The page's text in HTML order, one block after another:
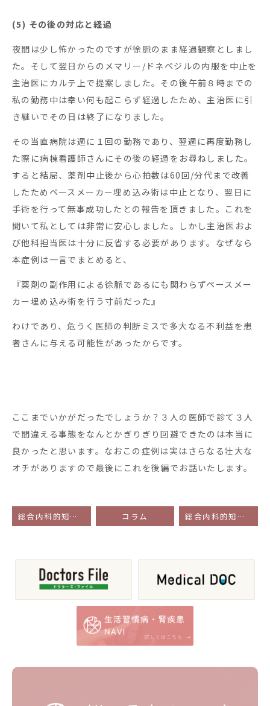
(5) その後の対応と経過
夜間は少し怖かったのですが徐脈のまま経過観察としまし
た。そして翌日からのメマリー/ドネペジルの内服を中止を
主治医にカルテ上で提案しました。その後午前８時までの
私の勤務中は幸い何も起こらず経過したため、主治医に引
き継いでその日は終了になりました。
その当直病院は週に１回の勤務であり、翌週に再度勤務し
た際に病棟看護師さんにその後の経過をお尋ねしました。
すると結局、薬剤中止後から心拍数は60回/分代まで改善
したためペースメーカー埋め込み術は中止となり、翌日に
手術を行って無事成功したとの報告を頂きました。これを
聞いて私としては非常に安心しました。しかし主治医およ
び他科担当医は十分に反省する必要があります。なぜなら
本症例は一言でまとめると、
『薬剤の副作用による徐脈であるにも関わらずペースメー
カー埋め込み術を行う寸前だった』
わけであり、危うく医師の判断ミスで多大なる不利益を患
者さんに与える可能性があったからです。
ここまでいかがだったでしょうか？３人の医師で診て３人
で間違える事態をなんとかぎりぎり回避できたのは本当に
良かったと思います。なおこの症例は実はさらなる壮大な
オチがありますので最後にこれを後編でお話いたします。
総合内科的知識が問われた経験症例 PART２ 『徐脈』 前編 コラム 総合内科的知識が問われた経験症例 PART２ 『徐脈』 後編